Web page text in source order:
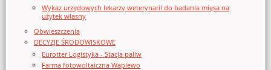
Wykaz urzędowych lekarzy weterynarii do badania mięsa na
użytek własny
Obwieszczenia
DECYZJE ŚRODOWISKOWE
Eurotter Logistyka - Stacja paliw
Farma fotowoltaiczna Waplewo